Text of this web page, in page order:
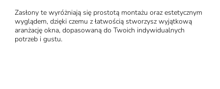
Zasłony te wyróżniają się prostotą montażu oraz estetycznym
wyglądem, dzięki czemu z łatwością stworzysz wyjątkową
aranżację okna, dopasowaną do Twoich indywidualnych
potrzeb i gustu.